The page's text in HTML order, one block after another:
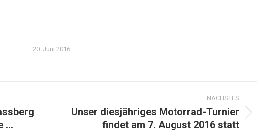
20. Juni 2016
…
NÄCHSTES
Nächster
Unser diesjähriges Motorrad-Turnier
findet am 7. August 2016 statt